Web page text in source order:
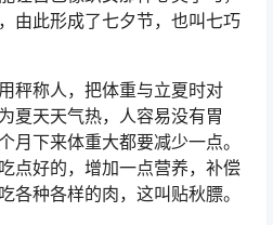
由此形成了七夕节，也叫七巧
称人，把体重与立夏时对
夏天天气热，人容易没有胃
月下来体重大都要减少一点。
点好的，增加一点营养，补偿
各种各样的肉，这叫贴秋膘。